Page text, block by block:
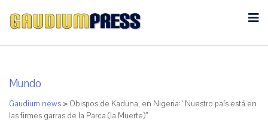
Mundo
Gaudium news > Obispos de Kaduna, en Nigeria: “Nuestro país está en
las firmes garras de la Parca (la Muerte)”